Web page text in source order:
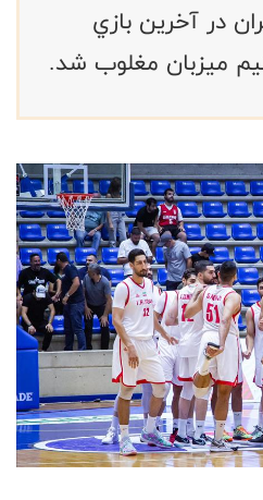
در آخرین بازي
تيم میزبان مغلوب شد.